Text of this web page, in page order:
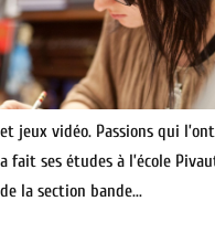
et jeux vidéo. Passions qui
a fait ses études à l’école
de la section bande...